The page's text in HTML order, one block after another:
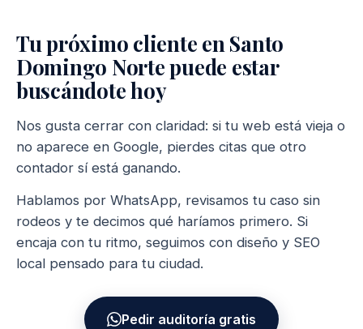
Tu próximo cliente en Santo
Domingo Norte puede estar
buscándote hoy
Nos gusta cerrar con claridad: si tu web está vieja o
no aparece en Google, pierdes citas que otro
contador sí está ganando.
Hablamos por WhatsApp, revisamos tu caso sin
rodeos y te decimos qué haríamos primero. Si
encaja con tu ritmo, seguimos con diseño y SEO
local pensado para tu ciudad.
Pedir auditoría gratis